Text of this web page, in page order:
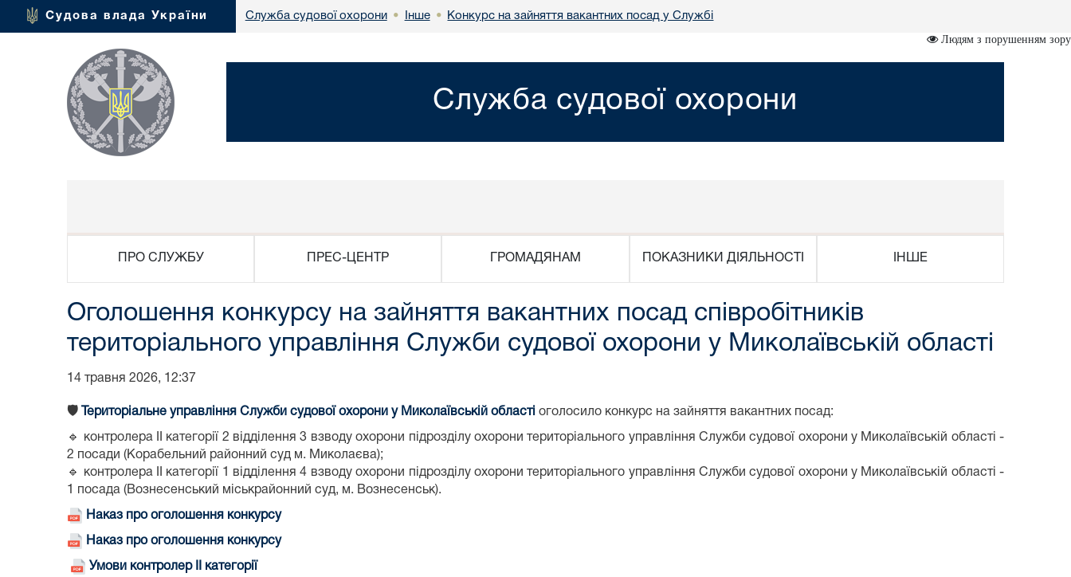
Судова влада України Служба судової охорони • Інше • Конкурс на зайняття вакантних посад у Службі
Людям з порушенням зору
Служба судової охорони
ПРО СЛУЖБУ ПРЕС-ЦЕНТР ГРОМАДЯНАМ ПОКАЗНИКИ ДІЯЛЬНОСТІ ІНШЕ
Оголошення конкурсу на зайняття вакантних посад співробітників
територіального управління Служби судової охорони у Миколаївській області
14 травня 2026, 12:37
🛡️ Територіальне управління Служби судової охорони у Миколаївській області оголосило конкурс на зайняття вакантних посад:
🔹 контролера ІІ категорії 2 відділення 3 взводу охорони підрозділу охорони територіального управління Служби судової охорони у Миколаївській області -
2 посади (Корабельний районний суд м. Миколаєва);
🔹 контролера ІІ категорії 1 відділення 4 взводу охорони підрозділу охорони територіального управління Служби судової охорони у Миколаївській області -
1 посада (Вознесенський міськрайонний суд, м. Вознесенськ).
Наказ про оголошення конкурсу
Наказ про оголошення конкурсу
Умови контролер ІІ категорії